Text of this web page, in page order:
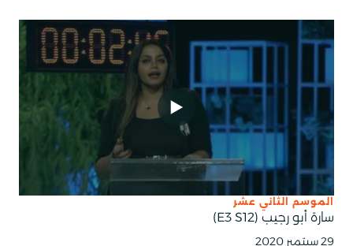
الموسم الثاني عشر
سارة أبو رجيب (E3 S12)
29 سبتمبر 2020